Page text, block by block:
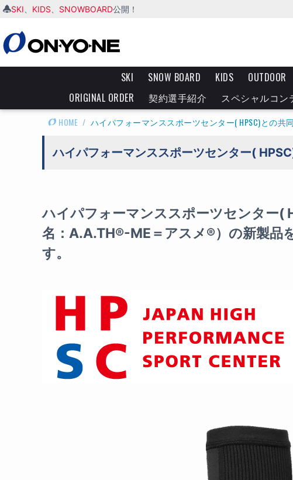
SKI KIDS SNOWBOARD公開！
SKI SNOW BOARD KIDS OUTDOOR
ORIGINAL ORDER
契約選手紹介 スペシャルコン
HOME / ハイパフォーマンススポーツセンター( HPSC)との共
ハイパフォーマンススポーツセンター(
ハイパフォーマンススポーツセンター(
名：A.A.TH®-ME＝アスメ®）の新製品
す。